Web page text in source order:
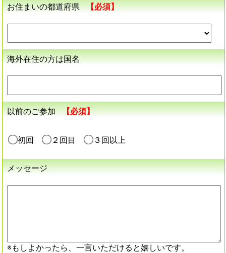
お住まいの都道府県 【必須】
海外在住の方は国名
以前のご参加 【必須】
初回 ２回目 ３回以上
メッセージ
※もしよかったら、一言いただけると嬉しいです。